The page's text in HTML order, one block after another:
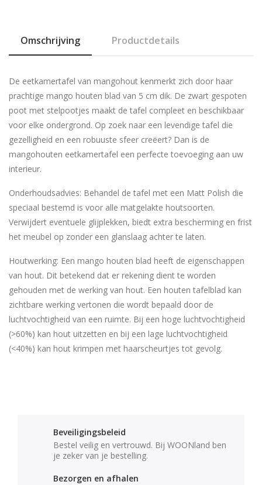
Omschrijving Productdetails
De eetkamertafel van mangohout kenmerkt zich door haar
prachtige mango houten blad van 5 cm dik. De zwart gespoten
poot met stelpootjes maakt de tafel compleet en beschikbaar
voor elke ondergrond. Op zoek naar een levendige tafel die
gezelligheid en een robuuste sfeer creëert? Dan is de
mangohouten eetkamertafel een perfecte toevoeging aan uw
interieur.
Onderhoudsadvies: Behandel de tafel met een Matt Polish die
speciaal bestemd is voor alle matgelakte houtsoorten.
Verwijdert eventuele glijplekken, biedt extra bescherming en frist
het meubel op zonder een glanslaag achter te laten.
Houtwerking: Een mango houten blad heeft de eigenschappen
van hout. Dit betekend dat er rekening dient te worden
gehouden met de werking van hout. Een houten tafelblad kan
zichtbare werking vertonen die wordt bepaald door de
luchtvochtigheid van een ruimte. Bij een hoge luchtvochtigheid
(>60%) kan hout uitzetten en bij een lage luchtvochtigheid
(<40%) kan hout krimpen met haarscheurtjes tot gevolg.
Beveiligingsbeleid
Bestel veilig en vertrouwd. Bij WOONland ben
je zeker van je bestelling.
Bezorgen en afhalen